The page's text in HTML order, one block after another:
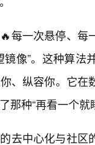
每一次悬停、
镜像”。这种算
、纵容你。它
那种“再看一个就
去中心化与社区